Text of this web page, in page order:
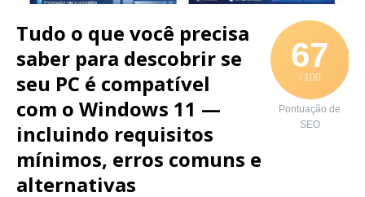
67
/ 100
Pontuação de
SEO
Tudo o que você precisa
saber para descobrir se
seu PC é compatível
com o Windows 11 —
incluindo requisitos
mínimos, erros comuns e
alternativas